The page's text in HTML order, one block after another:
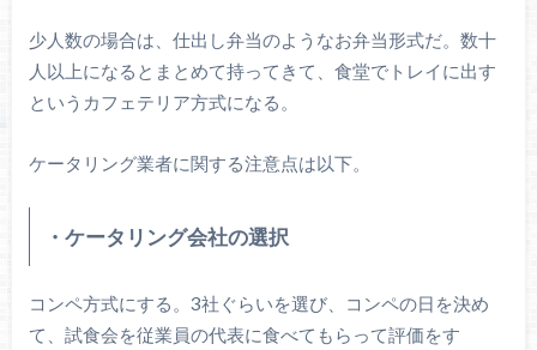
少人数の場合は、仕出し弁当のようなお弁当形式だ。数十
人以上になるとまとめて持ってきて、食堂でトレイに出す
というカフェテリア方式になる。
ケータリング業者に関する注意点は以下。
・ケータリング会社の選択
コンペ方式にする。3社ぐらいを選び、コンペの日を決め
て、試食会を従業員の代表に食べてもらって評価をす